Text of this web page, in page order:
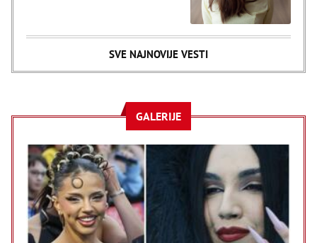
SVE NAJNOVIJE VESTI
GALERIJE